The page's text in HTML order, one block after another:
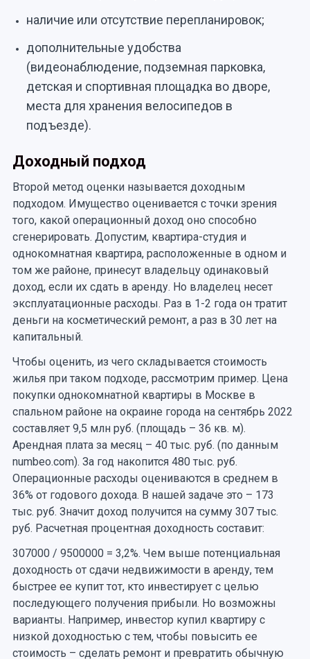
наличие или отсутствие перепланировок;
дополнительные удобства
(видеонаблюдение, подземная парковка,
детская и спортивная площадка во дворе,
места для хранения велосипедов в
подъезде).
Доходный подход
Второй метод оценки называется доходным
подходом. Имущество оценивается с точки зрения
того, какой операционный доход оно способно
сгенерировать. Допустим, квартира-студия и
однокомнатная квартира, расположенные в одном и
том же районе, принесут владельцу одинаковый
доход, если их сдать в аренду. Но владелец несет
эксплуатационные расходы. Раз в 1-2 года он тратит
деньги на косметический ремонт, а раз в 30 лет на
капитальный.
Чтобы оценить, из чего складывается стоимость
жилья при таком подходе, рассмотрим пример. Цена
покупки однокомнатной квартиры в Москве в
спальном районе на окраине города на сентябрь 2022
составляет 9,5 млн руб. (площадь – 36 кв. м).
Арендная плата за месяц – 40 тыс. руб. (по данным
numbeo.com). За год накопится 480 тыс. руб.
Операционные расходы оцениваются в среднем в
36% от годового дохода. В нашей задаче это – 173
тыс. руб. Значит доход получится на сумму 307 тыс.
руб. Расчетная процентная доходность составит:
307000 / 9500000 = 3,2%. Чем выше потенциальная
доходность от сдачи недвижимости в аренду, тем
быстрее ее купит тот, кто инвестирует с целью
последующего получения прибыли. Но возможны
варианты. Например, инвестор купил квартиру с
низкой доходностью с тем, чтобы повысить ее
стоимость – сделать ремонт и превратить обычную